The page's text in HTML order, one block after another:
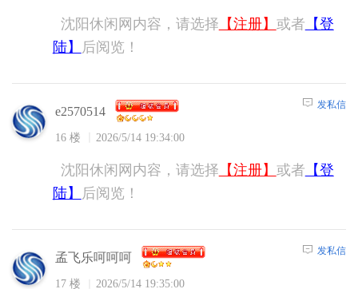
沈阳休闲网内容，请选择 【注册】 或者 【登
陆】
后阅览！
e2570514
16 楼 2026/5/14 19:34:00
发私信
沈阳休闲网内容，请选择 【注册】 或者 【登
陆】
后阅览！
孟飞乐呵呵呵
17 楼 2026/5/14 19:35:00
发私信